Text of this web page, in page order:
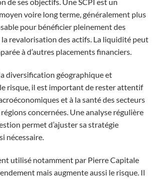
voire long terme, généralement plus
pour bénéficier pleinement des
revalorisation des actifs. La liquidité peut
à d’autres placements financiers.
diversification géographique et
risque, il est important de rester attentif
et à la santé des secteurs
concernées. Une analyse régulière
permet d’ajuster sa stratégie
nécessaire.
utilisé notamment par Pierre Capitale
mais augmente aussi le risque. Il